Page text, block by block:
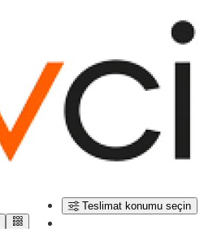
Teslimat konumu seçin